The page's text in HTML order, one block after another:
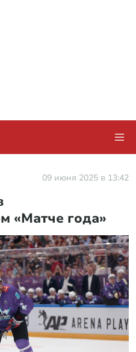
09 июня 2025 в 13:42
«Матче года»